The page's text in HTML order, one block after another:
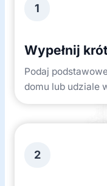
1
Wypełnij
Podaj
domu lub udziale
2